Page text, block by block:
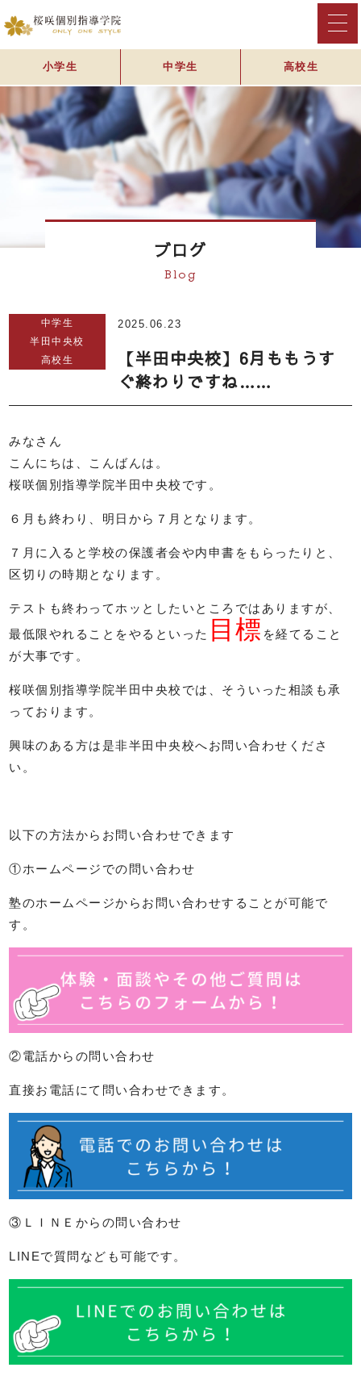
小学生 中学生 高校生
ブログ
Blog
中学生
半田中央校
高校生
2025.06.23
【半田中央校】6月ももうす
ぐ終わりですね……
みなさん
こんにちは、こんばんは。
桜咲個別指導学院半田中央校です。
６月も終わり、明日から７月となります。
７月に入ると学校の保護者会や内申書をもらったりと、
区切りの時期となります。
テストも終わってホッとしたいところではありますが、
最低限やれることをやるといった 目標 を経てること
が大事です。
桜咲個別指導学院半田中央校では、そういった相談も承
っております。
興味のある方は是非半田中央校へお問い合わせくださ
い。
以下の方法からお問い合わせできます
①ホームページでの問い合わせ
塾のホームページからお問い合わせすることが可能で
す。
②電話からの問い合わせ
直接お電話にて問い合わせできます。
③ＬＩＮＥからの問い合わせ
LINEで質問なども可能です。